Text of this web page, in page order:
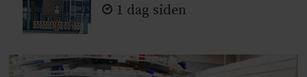
1 dag siden